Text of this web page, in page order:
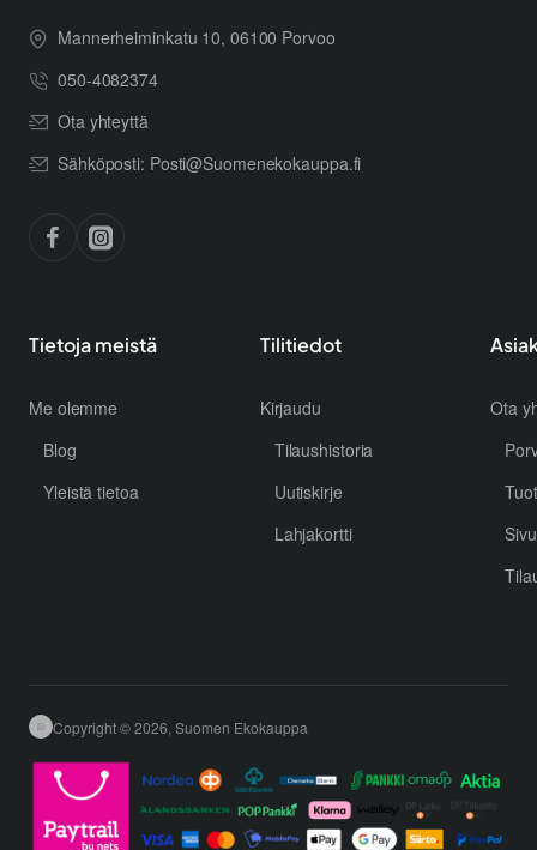
Mannerheiminkatu 10, 06100 Porvoo
050-4082374
Ota yhteyttä
Sähköposti: Posti@Suomenekokauppa.fi
Tietoja meistä
Me olemme
Blog
Yleistä tietoa
Tilitiedot
Kirjaudu
Tilaushistoria
Uutiskirje
Lahjakortti
Ota
Copyright © 2026, Suomen Ekokauppa